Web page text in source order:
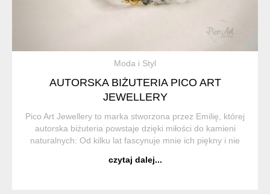
Moda i Styl
AUTORSKA BIŻUTERIA PICO ART
JEWELLERY
Pico Art Jewellery to marka stworzona przez Emilię, której
autorska biżuteria powstaje dzięki miłości do kamieni
naturalnych: Od kilku lat fascynuje mnie ich piękny i nie
luksu...
czytaj dalej...